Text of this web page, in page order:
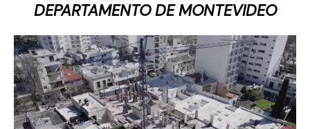
DEPARTAMENTO DE MONTEVIDEO